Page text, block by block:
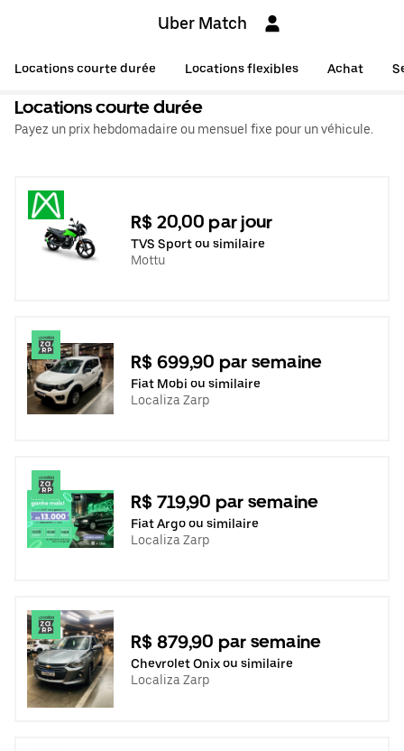
Uber Match
Locations courte durée Locations flexibles Achat
Locations courte durée
Payez un prix hebdomadaire ou mensuel fixe pour un véhicule.
R$ 20,00 par jour
TVS Sport ou similaire
Mottu
R$ 699,90 par semaine
Fiat Mobi ou similaire
Localiza Zarp
R$ 719,90 par semaine
Fiat Argo ou similaire
Localiza Zarp
R$ 879,90 par semaine
Chevrolet Onix ou similaire
Localiza Zarp